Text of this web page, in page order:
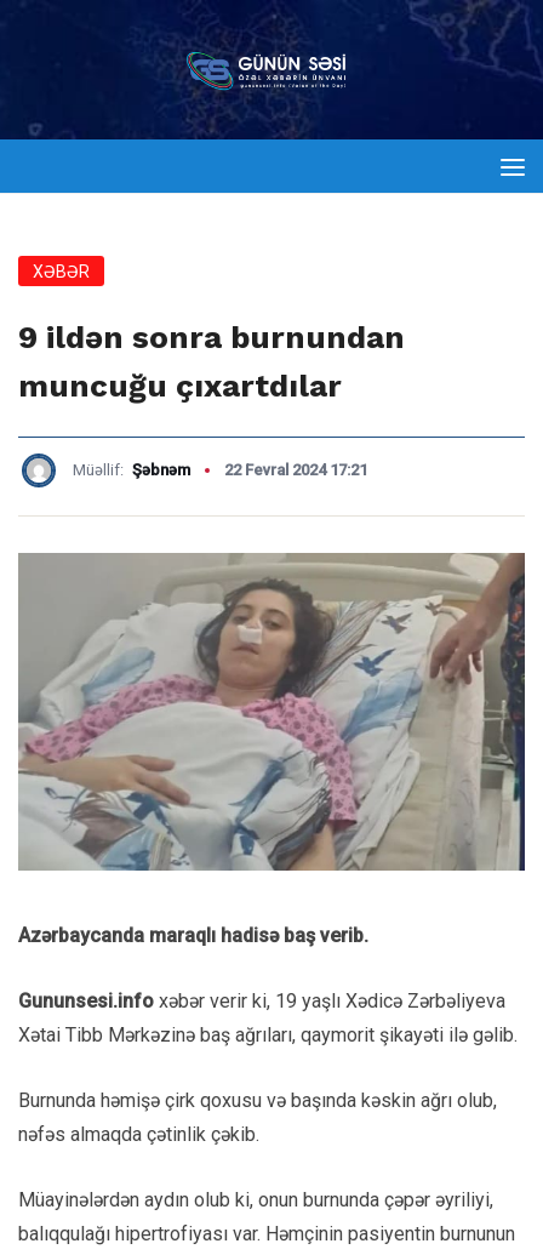
XƏBƏR
9 ildən sonra burnundan
muncuğu çıxartdılar
Müəllif: Şəbnəm 22 Fevral 2024 17:21
Azərbaycanda maraqlı hadisə baş verib.
Gununsesi.info xəbər verir ki, 19 yaşlı Xədicə Zərbəliyeva
Xətai Tibb Mərkəzinə baş ağrıları, qaymorit şikayəti ilə gəlib.
Burnunda həmişə çirk qoxusu və başında kəskin ağrı olub,
nəfəs almaqda çətinlik çəkib.
Müayinələrdən aydın olub ki, onun burnunda çəpər əyriliyi,
balıqqulağı hipertrofiyası var. Həmçinin pasiyentin burnunun